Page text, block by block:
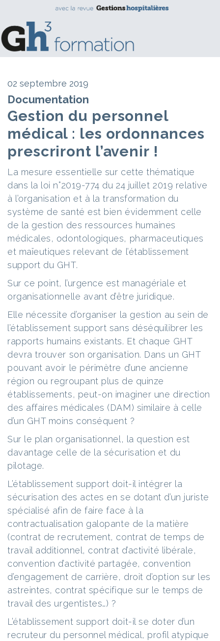
02 septembre 2019
Documentation
Gestion du personnel
médical : les ordonnances
prescriront l’avenir !
La mesure essentielle sur cette thématique
dans la loi n°2019-774 du 24 juillet 2019 relative
à l’organisation et à la transformation du
système de santé est bien évidemment celle
de la gestion des ressources humaines
médicales, odontologiques, pharmaceutiques
et maïeutiques relevant de l’établissement
support du GHT.
Sur ce point, l’urgence est managériale et
organisationnelle avant d’être juridique.
Elle nécessite d’organiser la gestion au sein de
l’établissement support sans déséquilibrer les
rapports humains existants. Et chaque GHT
devra trouver son organisation. Dans un GHT
pouvant avoir le périmètre d’une ancienne
région ou regroupant plus de quinze
établissements, peut-on imaginer une direction
des affaires médicales (DAM) similaire à celle
d’un GHT moins conséquent ?
Sur le plan organisationnel, la question est
davantage celle de la sécurisation et du
pilotage.
L’établissement support doit-il intégrer la
sécurisation des actes en se dotant d’un juriste
spécialisé afin de faire face à la
contractualisation galopante de la matière
(contrat de recrutement, contrat de temps de
travail additionnel, contrat d’activité libérale,
convention d’activité partagée, convention
d’engagement de carrière, droit d’option sur les
astreintes, contrat spécifique sur le temps de
travail des urgentistes…) ?
L’établissement support doit-il se doter d’un
recruteur du personnel médical, profil atypique